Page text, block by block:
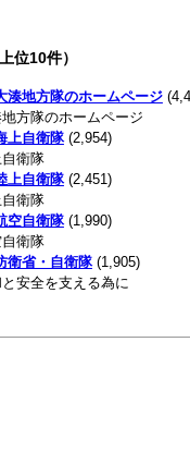
位10件）
湊地方隊のホームページ
地方隊のホームページ
上自衛隊(2,954)
衛隊
上自衛隊(2,451)
衛隊
空自衛隊(1,990)
衛隊
衛省・自衛隊(1,905)
安全を支える為に